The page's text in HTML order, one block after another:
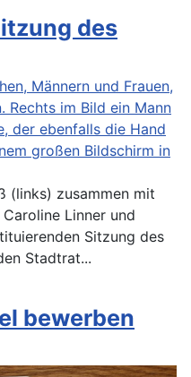
des
(links) zusammen mit
Linner und
Sitzung des
Stadtrat...
bewerben